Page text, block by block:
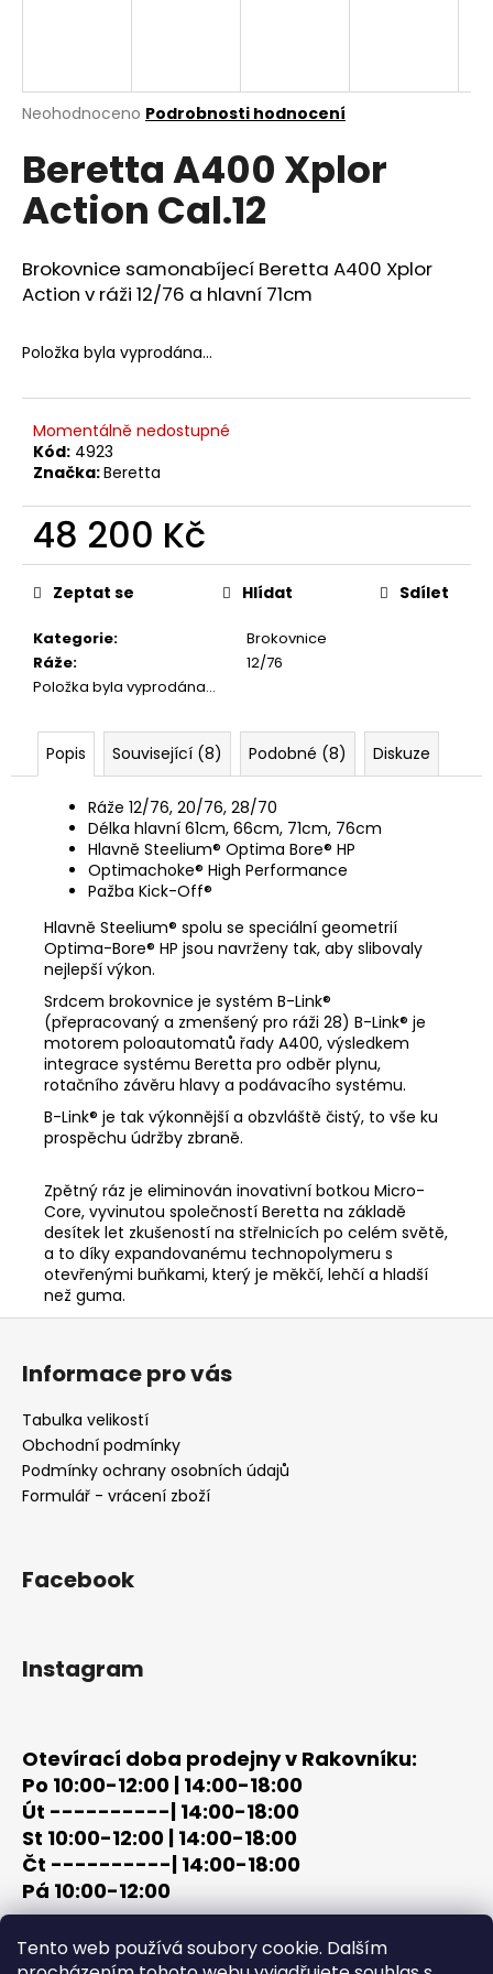
Tento web používá soubory cookie. Dalším
Průměrné
produktu
je
0,0
z
hvězdiček.
Neohodnoceno Podrobnosti hodnocení
Beretta A400 Xplor
Action Cal.12
Brokovnice samonabíjecí Beretta A400 Xplor
Action v ráži 12/76 a hlavní 71cm
Položka byla vyprodána…
Momentálně nedostupné
Kód: 4923
Značka:Beretta
48 200 Kč
Měrná
cena:
Kategorie:
Brokovnice
Ráže:
12/76
Položka byla vyprodána…
Zeptat se Hlídat Sdílet
Popis Související (8) Podobné (8) Diskuze
Ráže 12/76, 20/76, 28/70
Délka hlavní 61cm, 66cm, 71cm, 76cm
Hlavně Steelium® Optima Bore® HP
Optimachoke® High Performance
Pažba Kick-Off®
Hlavně Steelium® spolu se speciální geometrií
Optima-Bore® HP jsou navrženy tak, aby slibovaly
nejlepší výkon.
Srdcem brokovnice je systém B-Link®
(přepracovaný a zmenšený pro ráži 28) B-Link® je
motorem poloautomatů řady A400, výsledkem
integrace systému Beretta pro odběr plynu,
rotačního závěru hlavy a podávacího systému.
B-Link® je tak výkonnější a obzvláště čistý, to vše ku
prospěchu údržby zbraně.
Zpětný ráz je eliminován inovativní botkou Micro-
Core, vyvinutou společností Beretta na základě
desítek let zkušeností na střelnicích po celém světě,
a to díky expandovanému technopolymeru s
otevřenými buňkami, který je měkčí, lehčí a hladší
než guma.
í
t
D
p
o
u
e
m
MAUSER
KŠILTOVKA
410
Z
Informace pro vás
Tabulka velikostí
Obchodní podmínky
Podmínky ochrany osobních údajů
Formulář - vrácení zboží
Facebook
Instagram
Otevírací doba prodejny v Rakovníku:
Po 10:00-12:00 | 14:00-18:00
Út ----------| 14:00-18:00
St 10:00-12:00 | 14:00-18:00
Čt ----------| 14:00-18:00
Pá 10:00-12:00
tel: +420 603 320 859